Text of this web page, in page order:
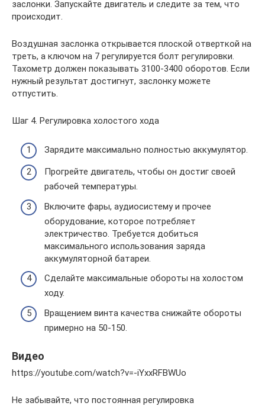
заслонки. Запускайте двигатель и следите за тем, что
происходит.
Воздушная заслонка открывается плоской отверткой на
треть, а ключом на 7 регулируется болт регулировки.
Тахометр должен показывать 3100-3400 оборотов. Если
нужный результат достигнут, заслонку можете
отпустить.
Шаг 4. Регулировка холостого хода
Зарядите максимально полностью аккумулятор.
Прогрейте двигатель, чтобы он достиг своей
рабочей температуры.
Включите фары, аудиосистему и прочее
оборудование, которое потребляет
электричество. Требуется добиться
максимального использования заряда
аккумуляторной батареи.
Сделайте максимальные обороты на холостом
ходу.
Вращением винта качества снижайте обороты
примерно на 50-150.
Видео
https://youtube.com/watch?v=-iYxxRFBWUo
Не забывайте, что постоянная регулировка